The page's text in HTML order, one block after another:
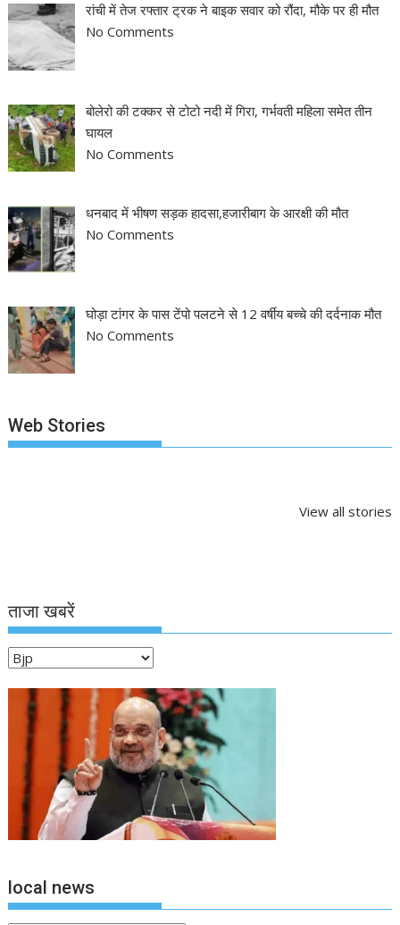
रांची में तेज रफ्तार ट्रक ने बाइक सवार को रौंदा, मौके पर ही मौत
No Comments
बोलेरो की टक्कर से टोटो नदी में गिरा, गर्भवती महिला समेत तीन
घायल
No Comments
धनबाद में भीषण सड़क हादसा,हजारीबाग के आरक्षी की मौत
No Comments
घोड़ा टांगर के पास टेंपो पलटने से 12 वर्षीय बच्चे की दर्दनाक मौत
No Comments
Web Stories
View all stories
झारखंड नगर निकाय
रांची में कांग्रेस की
On Mar 29, 2025
ताजा खबरें
ताजा
local news